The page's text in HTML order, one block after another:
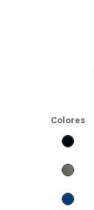
Colores